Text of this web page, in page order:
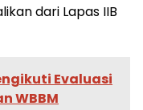
dari Lapas IIB
Evaluasi
WBBM